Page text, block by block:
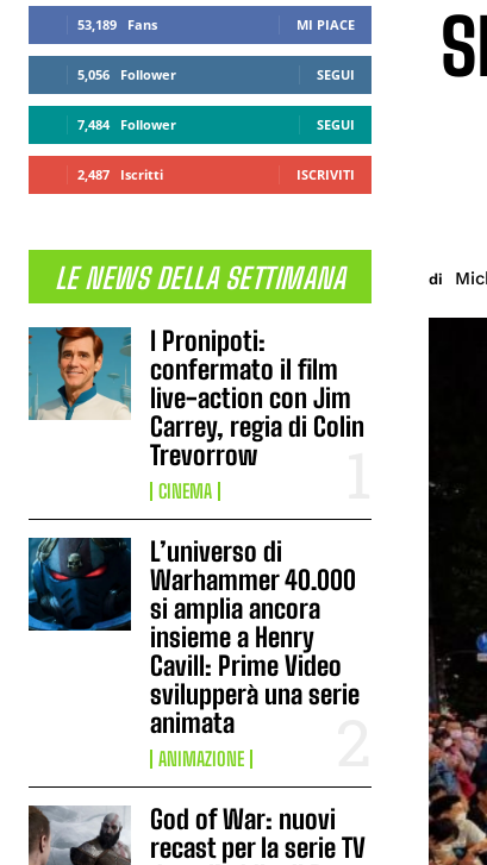
53,189 Fans MI PIACE
5,056 Follower SEGUI
7,484 Follower SEGUI
2,487 Iscritti ISCRIVITI
LE NEWS DELLA SETTIMANA
I Pronipoti:
confermato il film
live-action con Jim
Carrey, regia di Colin
Trevorrow
CINEMA
L’universo di
Warhammer 40.000
si amplia ancora
insieme a Henry
Cavill: Prime Video
svilupperà una serie
animata
ANIMAZIONE
God of War: nuovi
recast per la serie TV
di